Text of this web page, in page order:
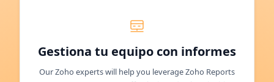
Gestiona tu equipo con informes
Our Zoho experts will help you leverage Zoho Reports